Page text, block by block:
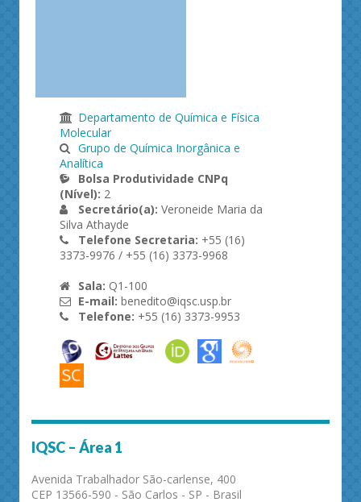
Departamento de Química e Física
Molecular
Grupo de Química Inorgânica e
Analítica
Bolsa Produtividade CNPq
(Nível): 2
Secretário(a): Veroneide Maria da
Silva Athayde
Telefone Secretaria: +55 (16)
3373-9976 / +55 (16) 3373-9968
Sala: Q1-100
E-mail: benedito@iqsc.usp.br
Telefone: +55 (16) 3373-9953
IQSC – Área 1
Avenida Trabalhador São-carlense, 400
CEP 13566-590 - São Carlos - SP - Brasil